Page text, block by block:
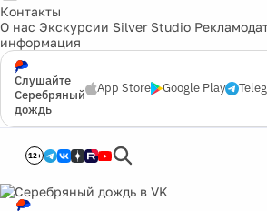
Контакты
О нас Экскурсии Silver Studio
информация
Слушайте
Серебряный
дождь
App Store Google Play
12+